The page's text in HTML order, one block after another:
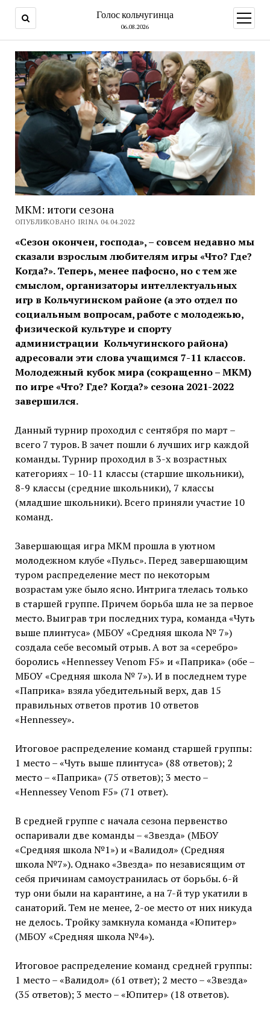
Голос кольчугинца
06.08.2026
меню
МКМ: итоги сезона
ОПУБЛИКОВАНО IRINA 04.04.2022
«Сезон окончен, господа», – совсем недавно мы
сказали взрослым любителям игры «Что? Где?
Когда?». Теперь, менее пафосно, но с тем же
смыслом, организаторы интеллектуальных
игр в Кольчугинском районе (а это отдел по
социальным вопросам, работе с молодежью,
физической культуре и спорту
администрации Кольчугинского района)
адресовали эти слова учащимся 7-11 классов.
Молодежный кубок мира (сокращенно – МКМ)
по игре «Что? Где? Когда?» сезона 2021-2022
завершился.
Данный турнир проходил с сентября по март –
всего 7 туров. В зачет пошли 6 лучших игр каждой
команды. Турнир проходил в 3-х возрастных
категориях – 10-11 классы (старшие школьники),
8-9 классы (средние школьники), 7 классы
(младшие школьники). Всего приняли участие 10
команд.
Завершающая игра МКМ прошла в уютном
молодежном клубе «Пульс». Перед завершающим
туром распределение мест по некоторым
возрастам уже было ясно. Интрига тлелась только
в старшей группе. Причем борьба шла не за первое
место. Выиграв три последних тура, команда «Чуть
выше плинтуса» (МБОУ «Средняя школа № 7»)
создала себе весомый отрыв. А вот за «серебро»
боролись «Hennessey Venom F5» и «Паприка» (обе –
МБОУ «Средняя школа № 7»). И в последнем туре
«Паприка» взяла убедительный верх, дав 15
правильных ответов против 10 ответов
«Hennessey».
Итоговое распределение команд старшей группы:
1 место – «Чуть выше плинтуса» (88 ответов); 2
место – «Паприка» (75 ответов); 3 место –
«Hennessey Venom F5» (71 ответ).
В средней группе с начала сезона первенство
оспаривали две команды – «Звезда» (МБОУ
«Средняя школа №1») и «Валидол» (Средняя
школа №7»). Однако «Звезда» по независящим от
себя причинам самоустранилась от борьбы. 6-й
тур они были на карантине, а на 7-й тур укатили в
санаторий. Тем не менее, 2-ое место от них никуда
не делось. Тройку замкнула команда «Юпитер»
(МБОУ «Средняя школа №4»).
Итоговое распределение команд средней группы:
1 место – «Валидол» (61 ответ); 2 место – «Звезда»
(35 ответов); 3 место – «Юпитер» (18 ответов).